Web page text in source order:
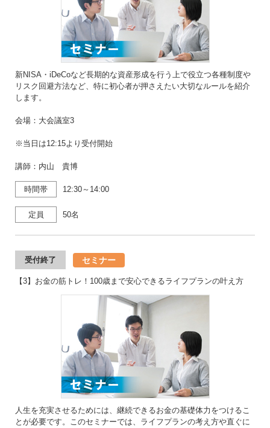
新NISA・iDeCoなど長期的な資産形成を行う上で役立つ各種制度や
リスク回避方法など、特に初心者が押さえたい大切なルールを紹介
します。
会場：大会議室3
※当日は12:15より受付開始
講師：内山 貴博
時間帯 12:30～14:00
定員 50名
受付終了 セミナー
【3】お金の筋トレ！100歳まで安心できるライフプランの叶え方
人生を充実させるためには、継続できるお金の基礎体力をつけるこ
とが必要です。このセミナーでは、ライフプランの考え方や直ぐに